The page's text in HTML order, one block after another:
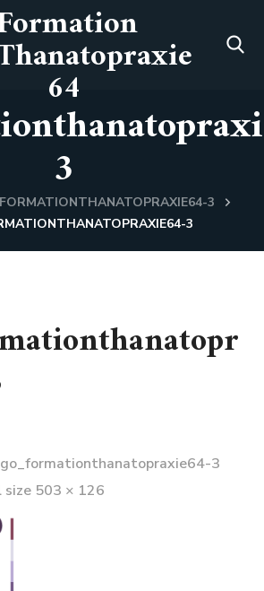
64
3
3
3
3
size 503 × 126